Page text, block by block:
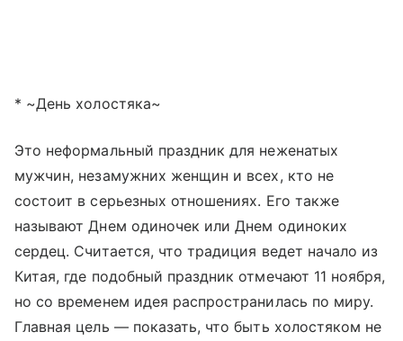
* ~День холостяка~
Это неформальный праздник для неженатых
мужчин, незамужних женщин и всех, кто не
состоит в серьезных отношениях. Его также
называют Днем одиночек или Днем одиноких
сердец. Считается, что традиция ведет начало из
Китая, где подобный праздник отмечают 11 ноября,
но со временем идея распространилась по миру.
Главная цель — показать, что быть холостяком не